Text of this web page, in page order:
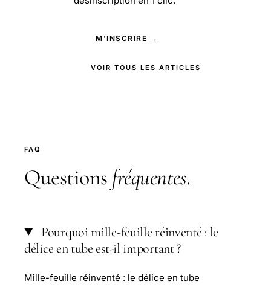
M'INSCRIRE →
VOIR TOUS LES ARTICLES
FAQ
Questions fréquentes.
Pourquoi mille-feuille réinventé : le
délice en tube est-il important ?
Mille-feuille réinventé : le délice en tube